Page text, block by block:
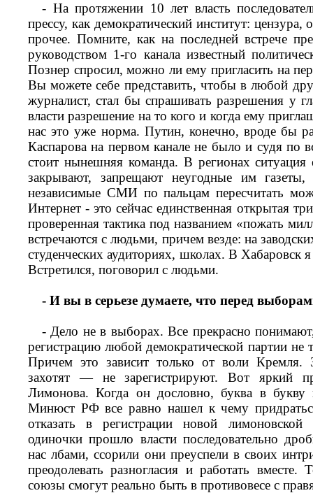
- На протяжении 10 лет власть
прессу, как демократический институт: цензура,
прочее. Помните, как на последней встрече
руководством 1-го канала известный
Познер спросил, можно ли ему пригласить на
Вы можете себе представить, чтобы в любой
журналист, стал бы спрашивать разрешения у
власти разрешение на то кого и когда ему
нас это уже норма. Путин, конечно, вроде бы
Каспарова на первом канале не было и судя по
стоит нынешняя команда. В регионах
закрывают, запрещают неугодные им
независимые СМИ по пальцам пересчитать
Интернет - это сейчас единственная открытая
проверенная тактика под названием «пожать
встречаются с людьми, причем везде: на
студенческих аудиториях, школах. В Хабаровск
Встретился, поговорил с людьми.
- И вы в серьезе думаете, что перед
- Дело не в выборах. Все прекрасно
регистрацию любой демократической партии не
Причем это зависит только от воли Кремля.
захотят — не зарегистрируют. Вот яркий
Лимонова. Когда он дословно, буква в
Минюст РФ все равно нашел к чему
отказать в регистрации новой
одиночки прошло власти последовательно
нас лбами, ссорили они преуспели в своих
преодолевать разногласия и работать вместе.
союзы смогут реально быть в противовесе с